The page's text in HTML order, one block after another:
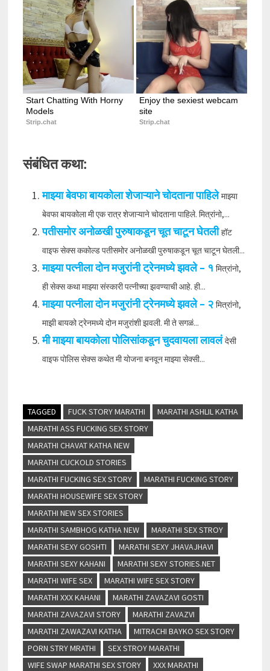
Start Chatting With Horny
Models
Strip.chat
Enjoy the sexiest webcam
site
Strip.chat
संबंधित कथा:
माझ्या बेवफा बायकोला शेजाऱ्याने चोदताना पाहिले माझ्या
बेवफा बायकोला मी एक रात्र शेजाऱ्याने चोदताना पाहिले. मित्रांनो,...
पतीसमोर अनोळखी पुरुषाकडून चूत चाटून घेतली हॉट
वाइफ सेक्स ककोल्ड पतीसमोर अनोळखी पुरुषाकडून चूत चाटून घेतली...
माझ्या पत्नीला दोन मजुरांनी ट्रेनमध्ये झवले – १ मित्रांनो,
ही सेक्स कथा माझ्या संस्कारी पत्नीच्या झवण्याची आहे. ही...
माझ्या पत्नीला दोन मजुरांनी ट्रेनमध्ये झवले – २ मित्रांनो,
माझी बायको ट्रेनमध्ये दोन मजुरांशी झवली. मी ते सगळं...
मी माझ्या बायकोला पोलिसांकडून चुदवायला लावलं देसी
वाइफ पोलिस सेक्स कथेत मी योजना बनवून माझ्या सेक्सी...
TAGGED FUCK STORY MARATHI
MARATHI ASHLIL KATHA
MARATHI ASS FUCKING SEX STORY
MARATHI CHAVAT KATHA NEW
MARATHI CUCKOLD STORIES
MARATHI FUCKING SEX STORY
MARATHI FUCKING STORY
MARATHI HOUSEWIFE SEX STORY
MARATHI NEW SEX STORIES
MARATHI SAMBHOG KATHA NEW
MARATHI SEX STROY
MARATHI SEXY GOSHTI
MARATHI SEXY JHAVAJHAVI
MARATHI SEXY KAHANI
MARATHI SEXY STORIES.NET
MARATHI WIFE SEX
MARATHI WIFE SEX STORY
MARATHI XXX KAHANI
MARATHI ZAVAZAVI GOSTI
MARATHI ZAVAZAVI STORY
MARATHI ZAVAZVI
MARATHI ZAWAZAVI KATHA
MITRACHI BAYKO SEX STORY
PORN STRY MRATHI
SEX STROY MARATHI
WIFE SWAP MARATHI SEX STORY
XXX MARATHI